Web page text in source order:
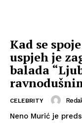
Kad se
uspjeh je
balada
CELEBRITY
Neno Murić je